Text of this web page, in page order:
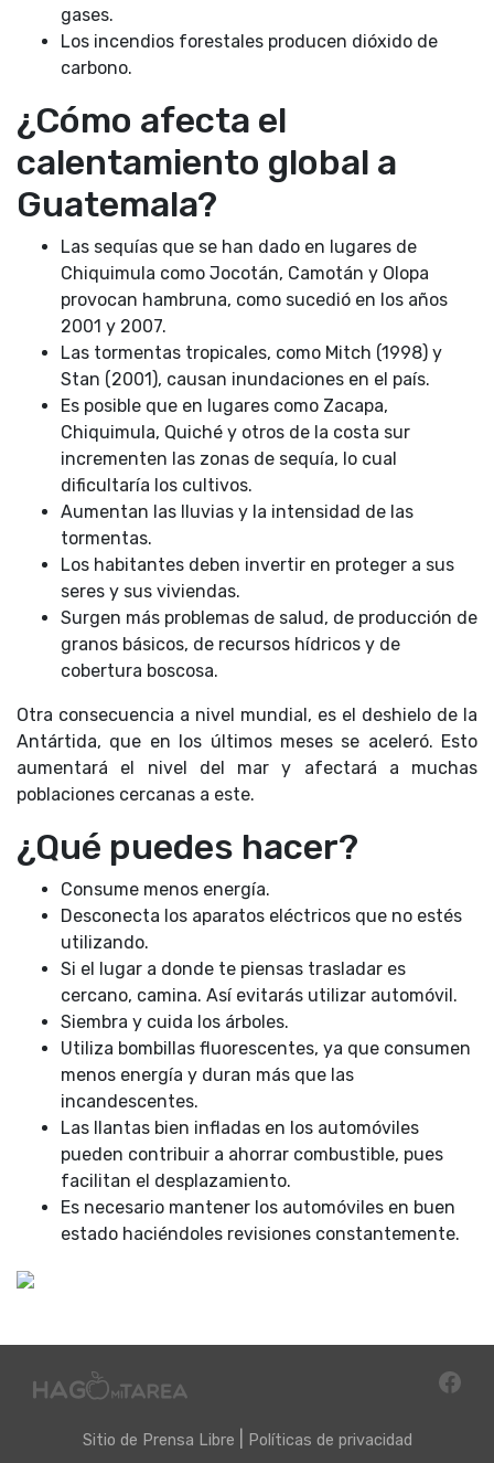
gases.
Los incendios forestales producen dióxido de
carbono.
¿Cómo afecta el
calentamiento global a
Guatemala?
Las sequías que se han dado en lugares de
Chiquimula como Jocotán, Camotán y Olopa
provocan hambruna, como sucedió en los años
2001 y 2007.
Las tormentas tropicales, como Mitch (1998) y
Stan (2001), causan inundaciones en el país.
Es posible que en lugares como Zacapa,
Chiquimula, Quiché y otros de la costa sur
incrementen las zonas de sequía, lo cual
dificultaría los cultivos.
Aumentan las lluvias y la intensidad de las
tormentas.
Los habitantes deben invertir en proteger a sus
seres y sus viviendas.
Surgen más problemas de salud, de producción de
granos básicos, de recursos hídricos y de
cobertura boscosa.
Otra consecuencia a nivel mundial, es el deshielo de la
Antártida, que en los últimos meses se aceleró. Esto
aumentará el nivel del mar y afectará a muchas
poblaciones cercanas a este.
¿Qué puedes hacer?
Consume menos energía.
Desconecta los aparatos eléctricos que no estés
utilizando.
Si el lugar a donde te piensas trasladar es
cercano, camina. Así evitarás utilizar automóvil.
Siembra y cuida los árboles.
Utiliza bombillas fluorescentes, ya que consumen
menos energía y duran más que las
incandescentes.
Las llantas bien infladas en los automóviles
pueden contribuir a ahorrar combustible, pues
facilitan el desplazamiento.
Es necesario mantener los automóviles en buen
estado haciéndoles revisiones constantemente.
Sitio de Prensa Libre Políticas de privacidad